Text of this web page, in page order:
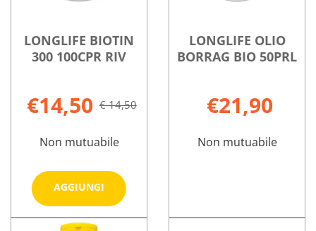
LONGLIFE BIOTIN
300 100CPR RIV
€14,50 € 14,50
Non mutuabile
AGGIUNGI
Aggiungi LONGLIFE
BIOTIN
300
Informazioni
LONGLIFE OLIO
BORRAG BIO 50PRL
€21,90
Non mutuabile